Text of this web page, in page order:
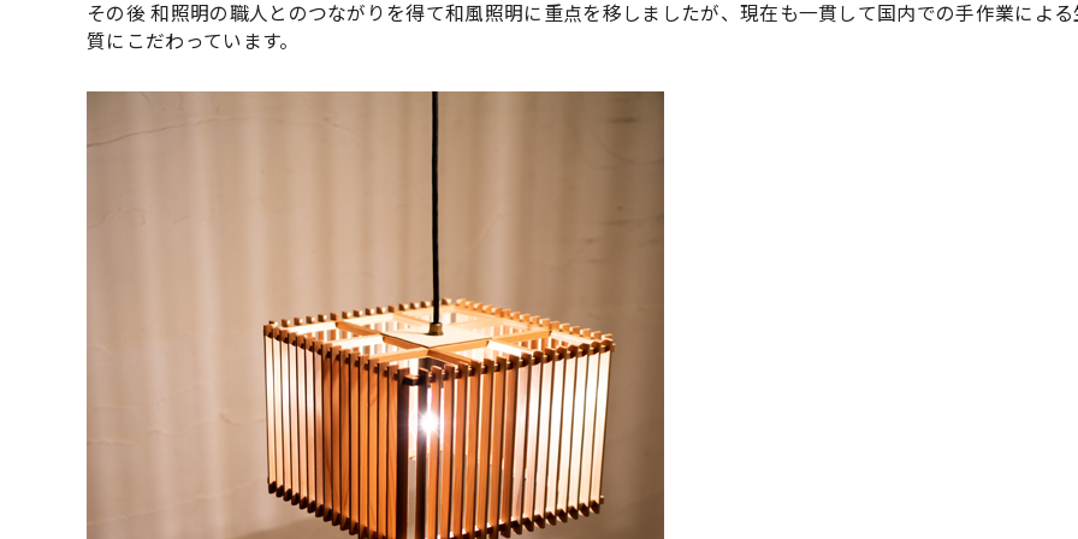
その後 和照明の職人とのつながりを得て和風照明に重点を移しましたが、現在も一貫して国内での手作業によ
質にこだわっています。